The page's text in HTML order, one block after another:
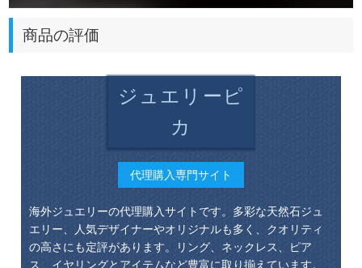
商品の評価
ジュエリーピ
カ
代理購入専門サイト
海外ジュエリーの代理購入サイトです。多彩な天然石ジュ
エリー、人気デザイナーやオリジナルも多く、クオリティ
の高さにも定評があります。リング、ネックレス、ピア
ス、イヤリングとアイテムなど豊富に取り揃えています。